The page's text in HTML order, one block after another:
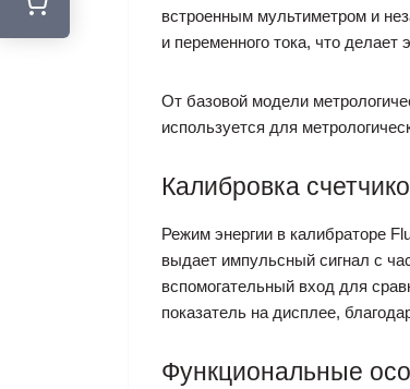
встроенным мультиметром и
и переменного тока, что делает
От базовой модели
используется для
Калибровка
Режим энергии в калибраторе
выдает импульсный сигнал с
вспомогательный вход для
показатель на дисплее,
Функциональные